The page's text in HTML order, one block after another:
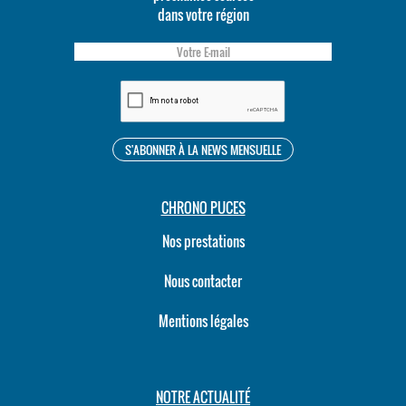
dans votre région
CHRONO PUCES
Nos prestations
Nous contacter
Mentions légales
NOTRE ACTUALITÉ